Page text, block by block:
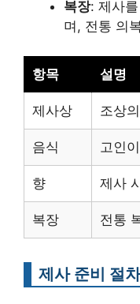
복장: 제사
며, 전통 의
항목 설명
제사상 조상
음식 고인
향 제사
복장 전통
제사 준비 절차